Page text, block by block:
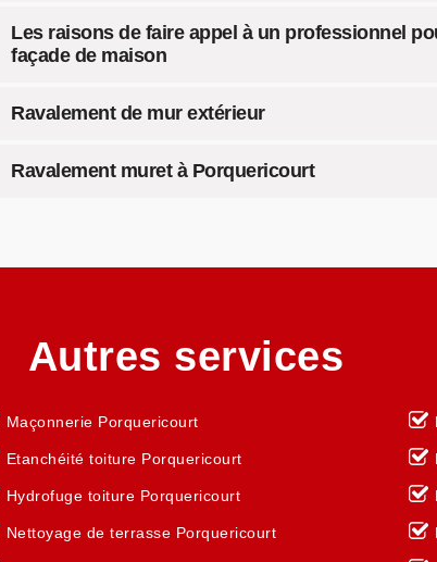
Les raisons de faire appel à un professionnel
façade de maison
Ravalement de mur extérieur
Ravalement muret à Porquericourt
Autres services
Maçonnerie Porquericourt
Etanchéité toiture Porquericourt
Hydrofuge toiture Porquericourt
Nettoyage de terrasse Porquericourt